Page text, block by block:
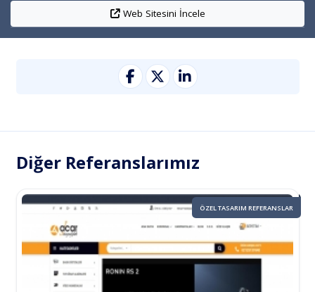
Web Sitesini İncele
Diğer Referanslarımız
ÖZEL TASARIM REFERANSLAR